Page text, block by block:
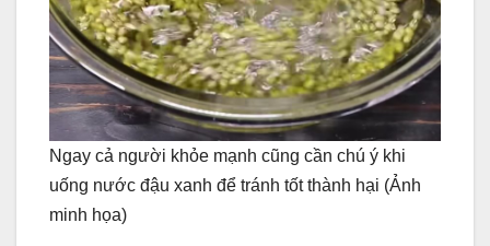
Ngay cả người khỏe mạnh cũng cần chú ý khi
uống nước đậu xanh để tránh tốt thành hại (Ảnh
minh họa)